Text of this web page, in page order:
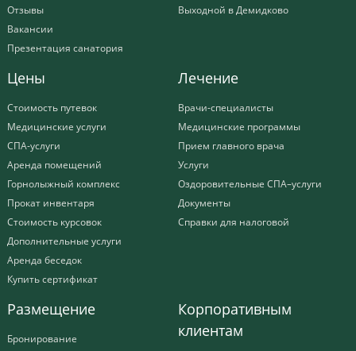
Отзывы
Вакансии
Презентация санатория
Выходной в Демидково
Цены
Стоимость путевок
Медицинские услуги
СПА-услуги
Аренда помещений
Горнолыжный комплекс
Прокат инвентаря
Стоимость курсовок
Дополнительные услуги
Аренда беседок
Купить сертификат
Лечение
Врачи-специалисты
Медицинские программы
Прием главного врача
Услуги
Оздоровительные СПА–услуги
Документы
Справки для налоговой
Размещение
Бронирование
Корпоративным
клиентам